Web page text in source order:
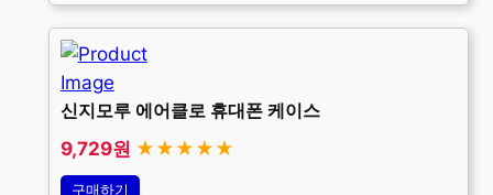
신지모루 에어클로 휴대폰 케이스
9,729원 ★★★★★
구매하기